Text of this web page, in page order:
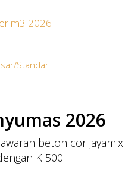
m3 2026
Standar
2026
beton cor
K 500.